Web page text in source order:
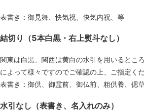
表書き：御見舞、快気祝、快気内祝、等
結切り（5本白黒・右上熨斗なし）
関東は白黒、関西は黄白の水引を用いるとこ
によって様々ですのでご確認の上、ご指定くだ
表書き：御供、御霊前、御仏前、粗供養、偲
水引なし（表書き、名入れのみ）